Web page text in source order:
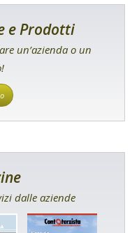
e Prodotti
un’azienda o un
dalle aziende